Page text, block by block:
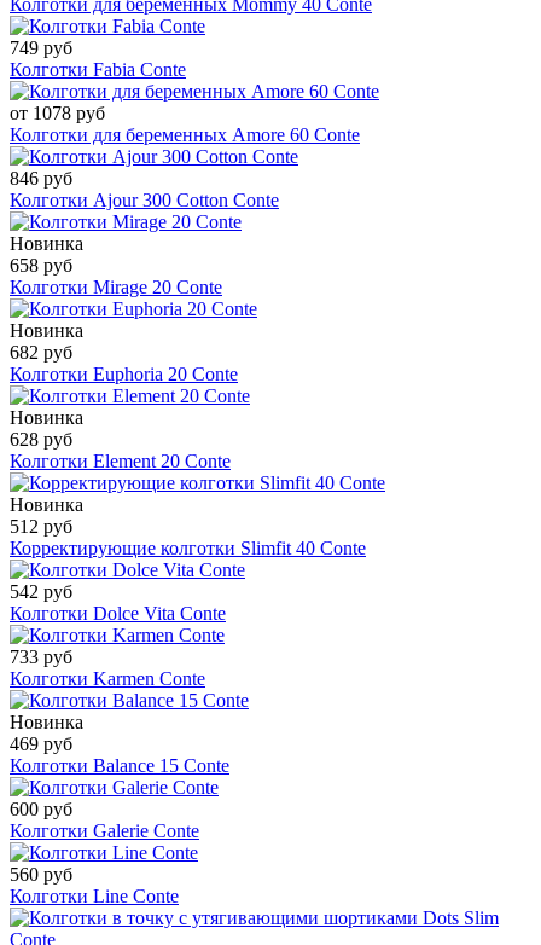
Колготки для беременных Mommy 40 Conte
749 руб
Колготки Fabia Conte
от 1078 руб
Колготки для беременных Amore 60 Conte
846 руб
Колготки Ajour 300 Cotton Conte
Новинка
658 руб
Колготки Mirage 20 Conte
Новинка
682 руб
Колготки Euphoria 20 Conte
Новинка
628 руб
Колготки Element 20 Conte
Новинка
512 руб
Корректирующие колготки Slimfit 40 Conte
542 руб
Колготки Dolce Vita Conte
733 руб
Колготки Karmen Conte
Новинка
469 руб
Колготки Balance 15 Conte
600 руб
Колготки Galerie Conte
560 руб
Колготки Line Conte